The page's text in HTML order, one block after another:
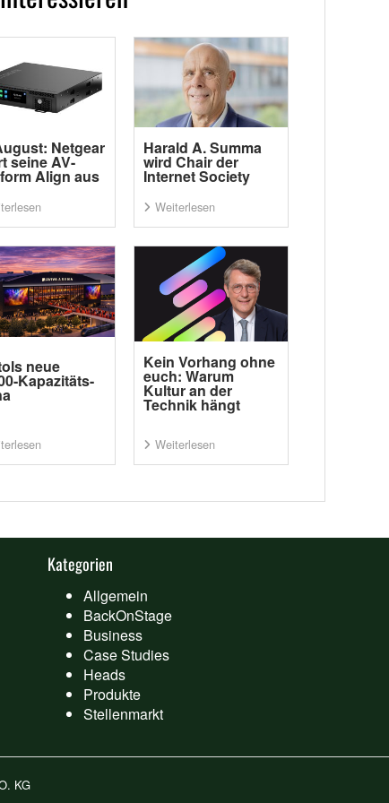
Netgear
seine AV-
Align aus
Harald A. Summa
wird Chair der
Internet Society
Weiterlesen
neue
Kapazitäts-
Kein Vorhang ohne
euch: Warum
Kultur an der
Technik hängt
Weiterlesen
Kategorien
Allgemein
BackOnStage
Business
Case Studies
Heads
Produkte
Stellenmarkt
KG